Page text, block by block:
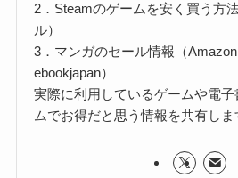
2．Steamのゲームを安く買う方
ル）
3．マンガのセール情報（Amazon
ebookjapan）
実際に利用しているゲームや電
ムでお得だと思う情報を共有しま